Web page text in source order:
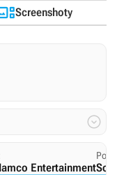
Screenshoty

Entertainment